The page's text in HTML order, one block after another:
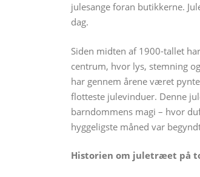
julesange foran butikkerne.
dag.
Siden midten af 1900-tallet
centrum, hvor lys, stemning
har gennem årene været
flotteste julevinduer. Denne
barndommens magi – hvor
hyggeligste måned var
Historien om juletræet på